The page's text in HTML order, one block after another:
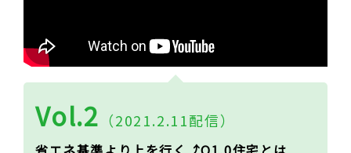
Vol.2 （2021.2.11配信）